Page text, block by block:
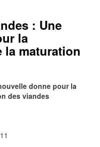
: Une
la
la maturation
donne pour la
des viandes